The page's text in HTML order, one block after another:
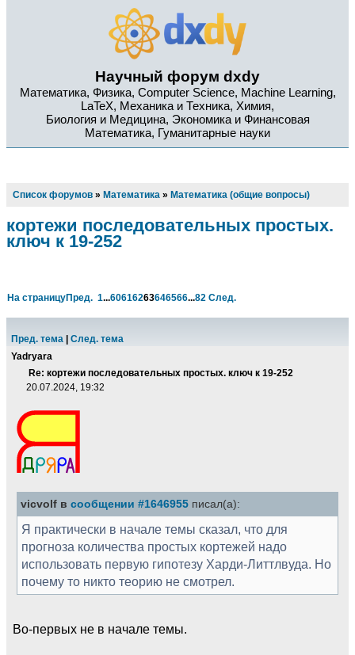
Научный форум dxdy
Математика, Физика, Computer Science, Machine Learning,
LaTeX, Механика и Техника, Химия,
Биология и Медицина, Экономика и Финансовая
Математика, Гуманитарные науки
Список форумов » Математика » Математика (общие вопросы)
кортежи последовательных простых.
ключ к 19-252
На страницуПред. 1...60616263646566...82 След.
Пред. тема
След. тема
Yadryara
Re: кортежи последовательных простых. ключ к 19-252
20.07.2024, 19:32
vicvolf в сообщении #1646955 писал(а):
Я практически в начале темы сказал, что для
прогноза количества простых кортежей надо
использовать первую гипотезу Харди-Литтлвуда. Но
почему то никто теорию не смотрел.
Во-первых не в начале темы.